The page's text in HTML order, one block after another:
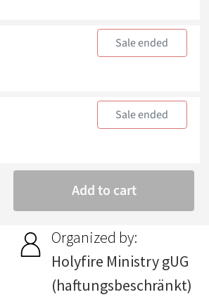
Organized by:
Holyfire Ministry gUG
(haftungsbeschränkt)